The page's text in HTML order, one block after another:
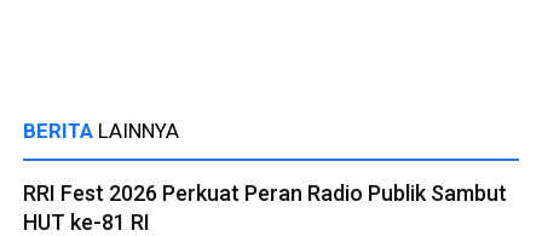
BERITA LAINNYA
RRI Fest 2026 Perkuat Peran Radio Publik Sambut
HUT ke-81 RI